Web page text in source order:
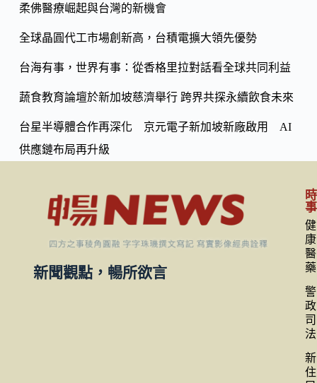
o
k
Li
n
k
柔佛醫療崛起與台灣的新機會
全球晶圓代工市場創新高，台積電擴大領先優勢
台海有事，世界有事：從香格里拉對話看全球共同利益
蔬食教育論壇於新加坡慈濟舉行 跨界共探永續飲食未來
台星半導體合作再深化 京元電子新加坡新廠啟用 AI
供應鏈布局再升級
新聞觀點，暢所欲言
時
事
健
康
醫
藥
警
政
司
法
新
住